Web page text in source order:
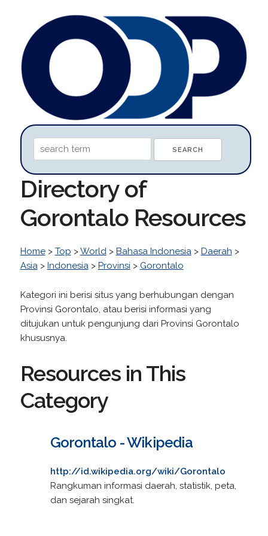
Directory of
Gorontalo Resources
Home> Top >World> Bahasa Indonesia> Daerah >
Asia> Indonesia> Provinsi > Gorontalo
Kategori ini berisi situs yang berhubungan dengan
Provinsi Gorontalo, atau berisi informasi yang
ditujukan untuk pengunjung dari Provinsi Gorontalo
khususnya.
Resources in This
Category
Gorontalo - Wikipedia
http://id.wikipedia.org/wiki/Gorontalo
Rangkuman informasi daerah, statistik, peta,
dan sejarah singkat.